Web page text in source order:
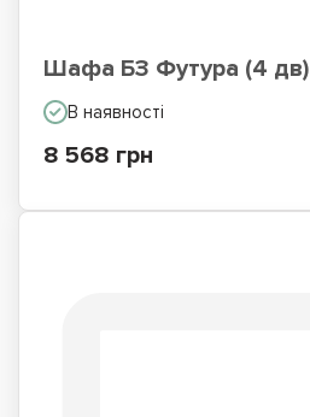
Шафа БЗ Футура (4 дв)
В наявності
8 568 грн